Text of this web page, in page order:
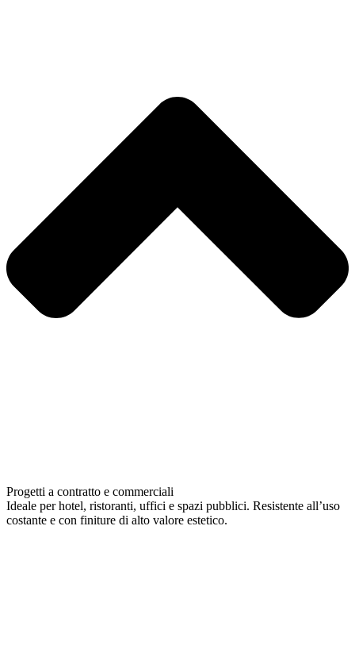
Progetti a contratto e commerciali
Ideale per hotel, ristoranti, uffici e spazi pubblici. Resistente all’uso
costante e con finiture di alto valore estetico.